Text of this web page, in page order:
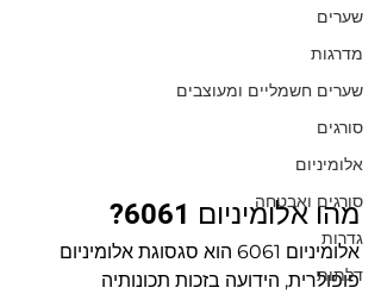
שערים
מדרגות
שערים חשמליים ומעוצבים
סורגים
אלומיניום
סורגים ואבטחה
גדרות
דלתות
מהו אלומיניום 6061?
אלומיניום 6061 הוא סגסוגת אלומיניום
פופולרית, הידועה בזכות תכונותיה